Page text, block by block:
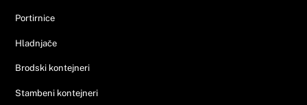
Portirnice
Hladnjače
Brodski kontejneri
Stambeni kontejneri